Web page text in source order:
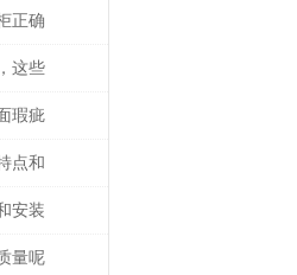
正确
这些
瑕疵
点和
安装
量呢